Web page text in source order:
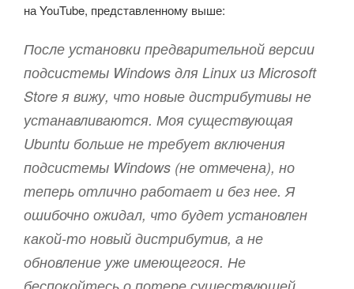
на YouTube, представленному выше:
После установки предварительной версии
подсистемы Windows для Linux из Microsoft
Store я вижу, что новые дистрибутивы не
устанавливаются. Моя существующая
Ubuntu больше не требует включения
подсистемы Windows (не отмечена), но
теперь отлично работает и без нее. Я
ошибочно ожидал, что будет установлен
какой-то новый дистрибутив, а не
обновление уже имеющегося. Не